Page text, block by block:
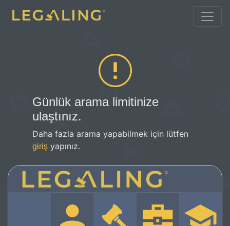
Günlük arama limitinize
ulaştınız.
Daha fazla arama yapabilmek için lütfen
giriş yapınız.